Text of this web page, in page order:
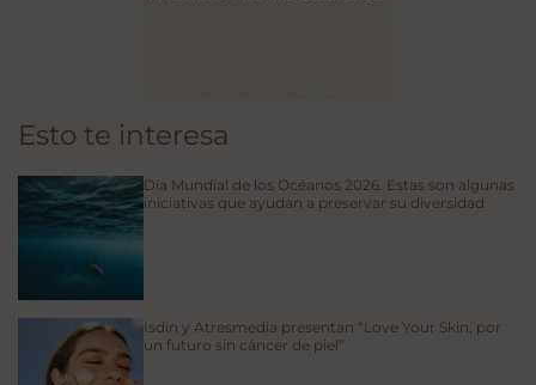
Esto te interesa
Día Mundial de los Océanos 2026. Estas son algunas
iniciativas que ayudan a preservar su diversidad
Isdin y Atresmedia presentan “Love Your Skin, por
un futuro sin cáncer de piel”